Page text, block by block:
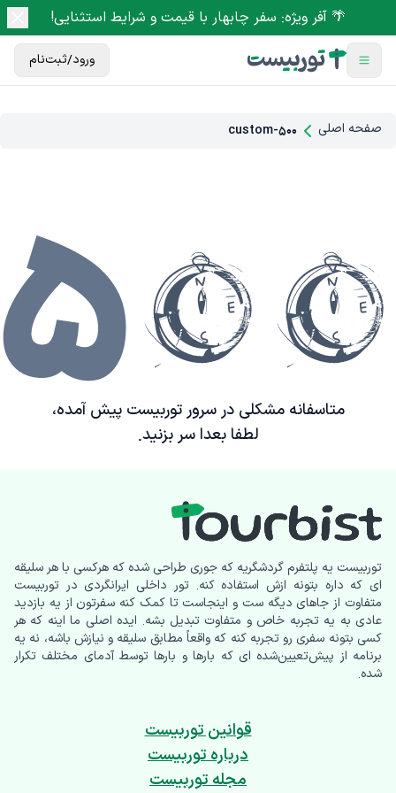
🌴 آفر ویژه: سفر چابهار با قیمت و شرایط استثنایی!
ورود/ثبت‌نام
صفحه اصلی custom-500
متاسفانه مشکلی در سرور توربیست پیش آمده،
لطفا بعدا سر بزنید.
توربیست یه پلتفرم گردشگریه که جوری طراحی شده که هرکسی با هر سلیقه
ای که داره بتونه ازش استفاده کنه. تور داخلی ایرانگردی در توربیست
متفاوت از جاهای دیگه ست و اینجاست تا کمک کنه سفرتون از یه بازدید
عادی به یه تجربه خاص و متفاوت تبدیل بشه. ایده اصلی ما اینه که هر
کسی بتونه سفری رو تجربه کنه که واقعاً مطابق سلیقه و نیازش باشه، نه یه
برنامه از پیش‌تعیین‌شده ای که بارها و بارها توسط آدمای مختلف تکرار
شده.
قوانین توربیست
درباره توربیست
مجله توربیست